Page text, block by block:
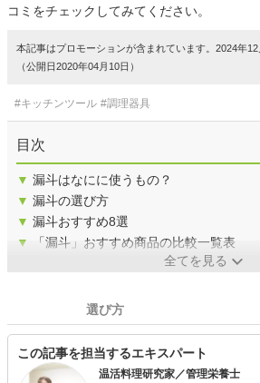
コミをチェックしてみてください。
本記事はプロモーションが含まれています。2024年
（公開日2020年04月10日）
#キッチンツール #調理器具
目次
▼ 漏斗はなにに使うもの？
▼ 漏斗の選び方
▼ 漏斗おすすめ8選
▼
「漏斗」おすすめ商品の比較一覧表
全てを見る
選び方
この記事を担当するエキスパート
温活料理研究家／管理栄養士